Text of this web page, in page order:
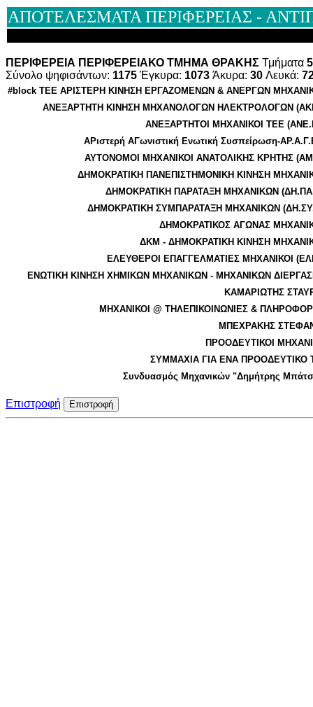
ΑΠΟΤΕΛΕΣΜΑΤΑ ΠΕΡΙΦΕΡΕΙΑΣ -
ΠΕΡΙΦΕΡΕΙΑ ΠΕΡΙΦΕΡΕΙΑΚΟ ΤΜΗΜΑ ΘΡΑΚΗΣ Τμήματα
Σύνολο ψηφισάντων: 1175 Έγκυρα: 1073 Άκυρα: 30 Λευκά:
#block TEE ΑΡΙΣΤΕΡΗ ΚΙΝΗΣΗ ΕΡΓΑΖΟΜΕΝΩΝ & ΑΝΕΡΓΩΝ
ΑΝΕΞΑΡΤΗΤΗ ΚΙΝΗΣΗ ΜΗΧΑΝΟΛΟΓΩΝ ΗΛΕΚΤΡΟΛΟΓΩΝ
ΑΝΕΞΑΡΤΗΤΟΙ ΜΗΧΑΝΙΚΟΙ ΤΕΕ
ΑΡιστερή ΑΓωνιστική Ενωτική Συσπείρωση-
ΑΥΤΟΝΟΜΟΙ ΜΗΧΑΝΙΚΟΙ ΑΝΑΤΟΛΙΚΗΣ ΚΡΗΤΗΣ
ΔΗΜΟΚΡΑΤΙΚΗ ΠΑΝΕΠΙΣΤΗΜΟΝΙΚΗ ΚΙΝΗΣΗ
ΔΗΜΟΚΡΑΤΙΚΗ ΠΑΡΑΤΑΞΗ ΜΗΧΑΝΙΚΩΝ
ΔΗΜΟΚΡΑΤΙΚΗ ΣΥΜΠΑΡΑΤΑΞΗ ΜΗΧΑΝΙΚΩΝ
ΔΗΜΟΚΡΑΤΙΚΟΣ ΑΓΩΝΑΣ
ΔΚΜ - ΔΗΜΟΚΡΑΤΙΚΗ ΚΙΝΗΣΗ
ΕΛΕΥΘΕΡΟΙ ΕΠΑΓΓΕΛΜΑΤΙΕΣ ΜΗΧΑΝΙΚΟΙ
ΕΝΩΤΙΚΗ ΚΙΝΗΣΗ ΧΗΜΙΚΩΝ ΜΗΧΑΝΙΚΩΝ - ΜΗΧΑΝΙΚΩΝ
ΚΑΜΑΡΙΩΤΗΣ
ΜΗΧΑΝΙΚΟΙ @ ΤΗΛΕΠΙΚΟΙΝΩΝΙΕΣ &
ΜΠΕΧΡΑΚΗΣ
ΠΡΟΟΔΕΥΤΙΚΟΙ
ΣΥΜΜΑΧΙΑ ΓΙΑ ΕΝΑ ΠΡΟΟΔΕΥΤΙΚΟ
Συνδυασμός Μηχανικών "Δημήτρης
Επιστροφή